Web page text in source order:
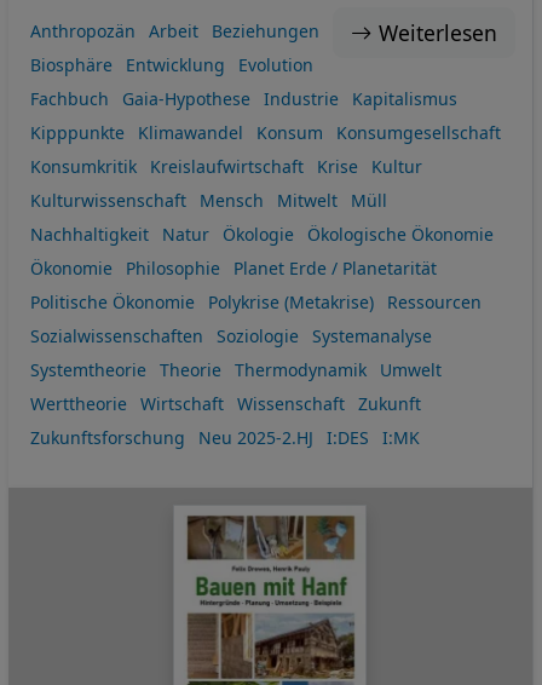
Weiterlesen
Anthropozän Arbeit
Beziehungen
Biosphäre
Entwicklung
Evolution
Fachbuch
Gaia-Hypothese Industrie
Kapitalismus
Kipppunkte
Klimawandel Konsum
Konsumgesellschaft
Konsumkritik
Kreislaufwirtschaft Krise
Kultur
Kulturwissenschaft
Mensch Mitwelt
Müll
Nachhaltigkeit
Natur Ökologie
Ökologische Ökonomie
Ökonomie
Philosophie
Planet Erde / Planetarität
Politische Ökonomie
Polykrise (Metakrise)
Ressourcen
Sozialwissenschaften
Soziologie
Systemanalyse
Systemtheorie
Theorie Thermodynamik
Umwelt
Werttheorie
Wirtschaft Wissenschaft
Zukunft
Zukunftsforschung
Neu 2025-2.HJ I:DES I:MK